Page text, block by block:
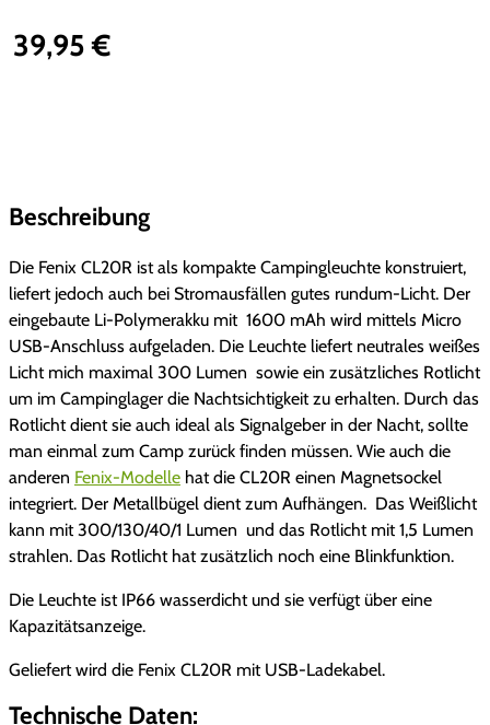
39,95€
Beschreibung
Die Fenix CL20R ist als kompakte Campingleuchte konstruiert,
liefert jedoch auch bei Stromausfällen gutes rundum-Licht. Der
eingebaute Li-Polymerakku mit 1600 mAh wird mittels Micro
USB-Anschluss aufgeladen. Die Leuchte liefert neutrales weißes
Licht mich maximal 300 Lumen sowie ein zusätzliches Rotlicht
um im Campinglager die Nachtsichtigkeit zu erhalten. Durch das
Rotlicht dient sie auch ideal als Signalgeber in der Nacht, sollte
man einmal zum Camp zurück finden müssen. Wie auch die
anderen Fenix-Modelle hat die CL20R einen Magnetsockel
integriert. Der Metallbügel dient zum Aufhängen. Das Weißlicht
kann mit 300/130/40/1 Lumen und das Rotlicht mit 1,5 Lumen
strahlen. Das Rotlicht hat zusätzlich noch eine Blinkfunktion.
Die Leuchte ist IP66 wasserdicht und sie verfügt über eine
Kapazitätsanzeige.
Geliefert wird die Fenix CL20R mit USB-Ladekabel.
Technische Daten: